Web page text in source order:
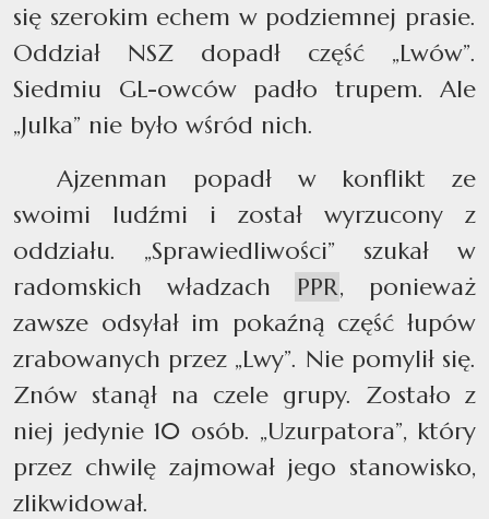
się szerokim echem w podziemnej prasie.
Oddział NSZ dopadł część „Lwów”.
Siedmiu GL-owców padło trupem. Ale
„Julka” nie było wśród nich.
Ajzenman popadł w konflikt ze
swoimi ludźmi i został wyrzucony z
oddziału. „Sprawiedliwości” szukał w
radomskich władzach PPR, ponieważ
zawsze odsyłał im pokaźną część łupów
zrabowanych przez „Lwy”. Nie pomylił się.
Znów stanął na czele grupy. Zostało z
niej jedynie 10 osób. „Uzurpatora”, który
przez chwilę zajmował jego stanowisko,
zlikwidował.